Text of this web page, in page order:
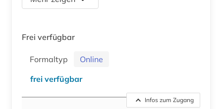
Frei verfügbar
Formaltyp
Online
frei verfügbar
Infos zum Zugang